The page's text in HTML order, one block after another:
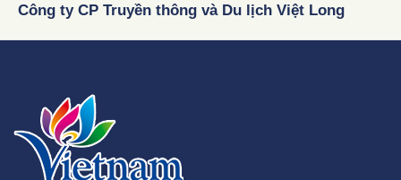
Công ty CP Truyền thông và Du lịch Việt Long